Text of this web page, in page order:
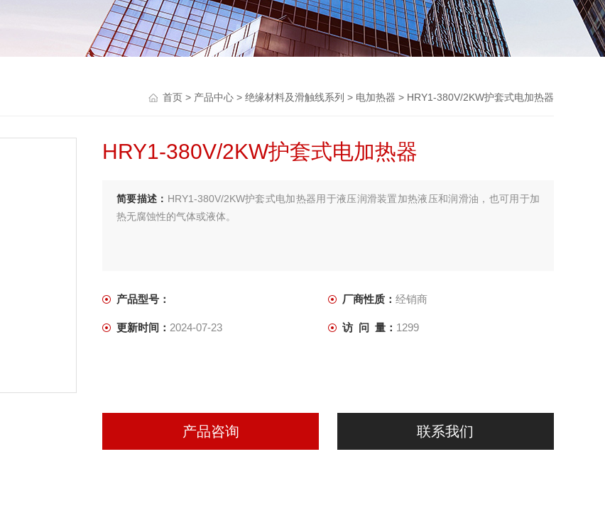
首页 > 产品中心 > 绝缘材料及滑触线系列 > 电加热器 > HRY1-380V/2KW护套式电加热器
HRY1-380V/2KW护套式电加热器
简要描述： HRY1-380V/2KW护套式电加热器用于液压润滑装置加热液压和润滑油，也可用于加
热无腐蚀性的气体或液体。
产品型号： 厂商性质： 经销商
更新时间： 2024-07-23 访 问 量： 1299
产品咨询 联系我们